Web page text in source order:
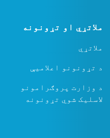
ملاتړي او تړونونه
ملاتړي
د تړونونو اعلامیې
د وزارت پروګرامونو
لاسلیک شوي تړونونه